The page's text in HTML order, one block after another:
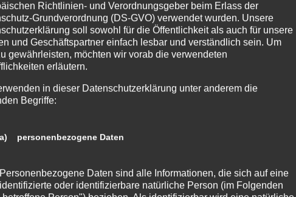
Richtlinien- und Verordnungsgeber beim Erlass der
Grundverordnung (DS-GVO) verwendet wurden. Unsere
soll sowohl für die Öffentlichkeit als auch für unsere
und Geschäftspartner einfach lesbar und verständlich sein. Um
gewährleisten, möchten wir vorab die verwendeten
erläutern.
in dieser Datenschutzerklärung unter anderem die
Begriffe:
a) personenbezogene Daten
Personenbezogene Daten sind alle Informationen, die sich auf eine
identifizierte oder identifizierbare natürliche Person (im Folgenden